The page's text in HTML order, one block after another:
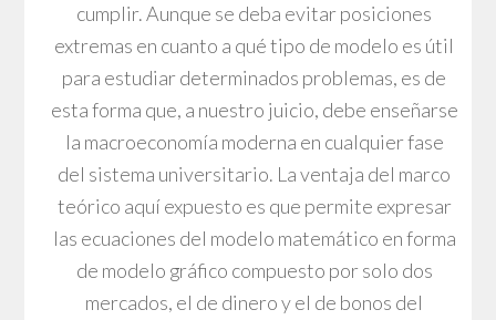
cumplir. Aunque se deba evitar posiciones
extremas en cuanto a qué tipo de modelo es útil
para estudiar determinados problemas, es de
esta forma que, a nuestro juicio, debe enseñarse
la macroeconomía moderna en cualquier fase
del sistema universitario. La ventaja del marco
teórico aquí expuesto es que permite expresar
las ecuaciones del modelo matemático en forma
de modelo gráfico compuesto por solo dos
mercados, el de dinero y el de bonos del